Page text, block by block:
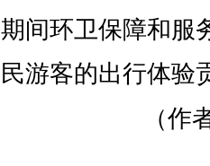
间环卫保障和服
游客的出行体验
（作